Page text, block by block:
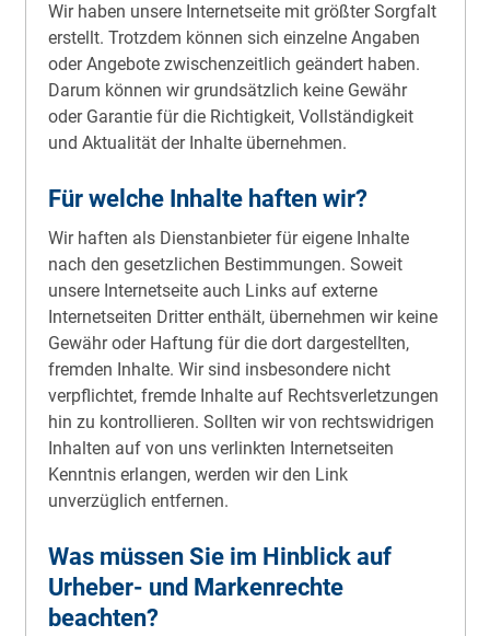
Wir haben unsere Internetseite mit größter Sorgfalt
erstellt. Trotzdem können sich einzelne Angaben
oder Angebote zwischenzeitlich geändert haben.
Darum können wir grundsätzlich keine Gewähr
oder Garantie für die Richtigkeit, Vollständigkeit
und Aktualität der Inhalte übernehmen.
Für welche Inhalte haften wir?
Wir haften als Dienstanbieter für eigene Inhalte
nach den gesetzlichen Bestimmungen. Soweit
unsere Internetseite auch Links auf externe
Internetseiten Dritter enthält, übernehmen wir keine
Gewähr oder Haftung für die dort dargestellten,
fremden Inhalte. Wir sind insbesondere nicht
verpflichtet, fremde Inhalte auf Rechts­verletzungen
hin zu kontrollieren. Sollten wir von rechts­widrigen
Inhalten auf von uns verlinkten Internetseiten
Kenntnis erlangen, werden wir den Link
unverzüglich entfernen.
Was müssen Sie im Hinblick auf
Urheber- und Marken­rechte
beachten?